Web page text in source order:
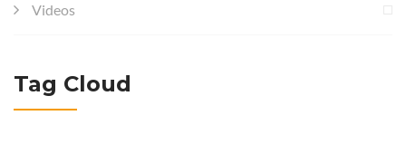
Videos
Tag Cloud